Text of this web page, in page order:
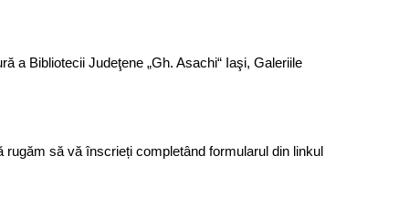
a Bibliotecii Judeţene „Gh. Asachi“ Iaşi, Galeriile
să vă înscrieți completând formularul din linkul